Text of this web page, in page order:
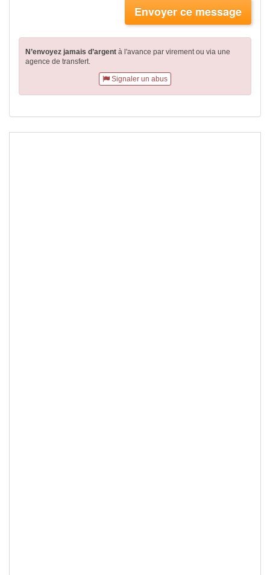
Envoyer ce message
N’envoyez jamais d’argent à l'avance par virementou via une
agence de transfert.
Signaler un abus